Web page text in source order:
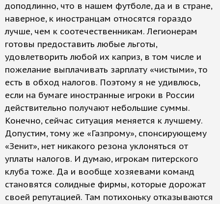
доподлинно, что в нашем футболе, да и в стране,
наверное, к иностранцам относятся гораздо
лучше, чем к соотечественникам. Легионерам
готовы предоставить любые льготы,
удовлетворить любой их каприз, в том числе и
пожелание выплачивать зарплату «чистыми», то
есть в обход налогов. Поэтому я не удивлюсь,
если на бумаге иностранные игроки в России
действительно получают небольшие суммы.
Конечно, сейчас ситуация меняется к лучшему.
Допустим, тому же «Газпрому», спонсирующему
«Зенит», нет никакого резона уклоняться от
уплаты налогов. И думаю, игрокам питерского
клуба тоже. Да и вообще хозяевами команд
становятся солидные фирмы, которые дорожат
своей репутацией. Там потихоньку отказываются